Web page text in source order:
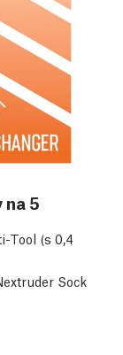
5
Tool (s 0,4
Sock